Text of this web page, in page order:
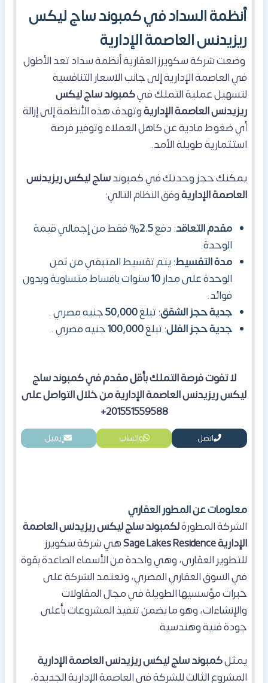
أنظمة السداد في كمبوند ساج ليكس
ريزيدنس العاصمة الإدارية
​ وضعت شركة سكويرز العقارية أنظمة سداد تعد الأطول
في العاصمة الإدارية إلى جانب الاسعار التنافسية
لتسهيل عملية التملك فيكمبوندساج ليكس
ريزيدنس العاصمة الإداريةوتهدف هذه الأنظمة إلى إزالة
أي ضغوط مادية عن كاهل العملاء وتوفير فرصة
استثمارية طويلة الأمد.
​يمكنك حجز وحدتك في كمبوندساج ليكس ريزيدنس
العاصمة الإداريةوفق النظام التالي:
مقدم التعاقد: دفع2.5% فقط من إجمالي قيمة
الوحدة.
مدة التقسيط: يتم تقسيط المتبقي من ثمن
الوحدة على مدار10سنوات باقساط متساوية وبدون
فوائد.
جدية حجز الشقق: تبلغ50,000جنيه مصري .
جدية حجز الفلل: تبلغ100,000جنيه مصري .
لا تفوت فرصة التملك بأقل مقدم في كمبوند ساج
ليكس ريزيدنس العاصمة الإدارية من خلال التواصل على
201551559588+
اتصل واتساب إيميل
معلومات عن المطور العقاري
​الشركة المطورةلكمبوند ساج ليكس ريزيدنس العاصمة
الإداريةSage Lakes Residenceهي شركة سكويرز
للتطوير العقارى، وهي واحدة من الأسماء الصاعدة بقوة
في السوق العقاري المصري، وتعتمد الشركة على
خبرات مؤسسيها الطويلة في مجال المقاولات
والإنشاءات، وهو ما يضمن تنفيذ المشروعات بأعلى
جودة فنية وهندسية.
​يمثلكمبوند ساج ليكس ريزيدنس العاصمة الإدارية
المشروع الثالث للشركة في العاصمة الإدارية الجديدة،